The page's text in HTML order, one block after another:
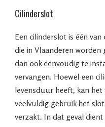
Cilinderslot
Een cilinderslot is één
die in Vlaanderen worden
dan ook eenvoudig te
vervangen. Hoewel een
levensduur heeft, kan
veelvuldig gebruik het
verzakt. In dat geval